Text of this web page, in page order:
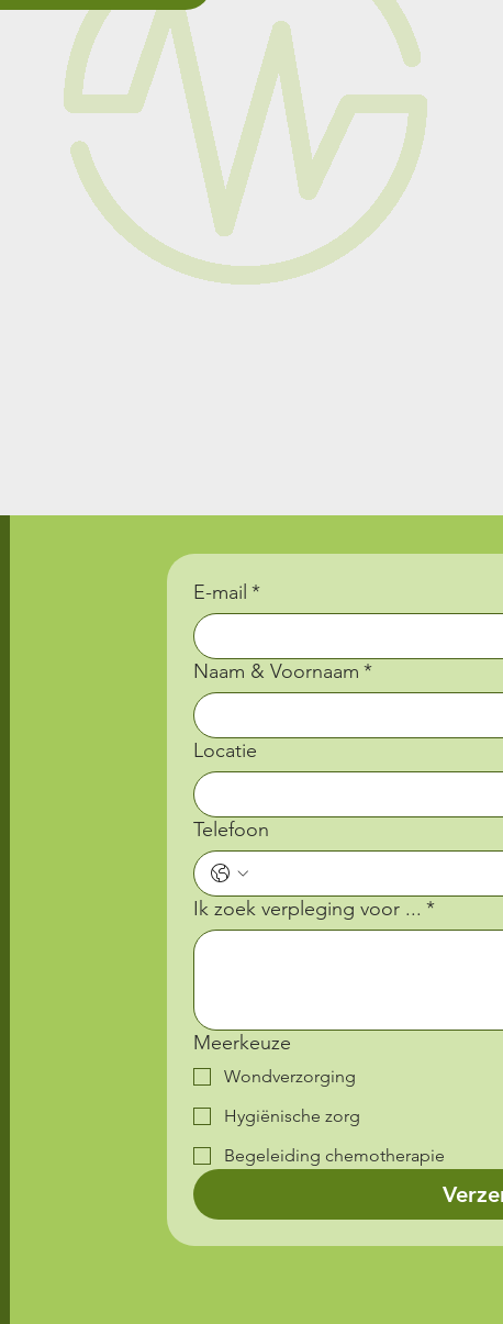
E-mail *
Naam & Voornaam *
Locatie
Telefoon
Ik zoek verpleging voor ... *
Meerkeuze
Wondverzorging
Hygiënische zorg
Begeleiding chemotherapie